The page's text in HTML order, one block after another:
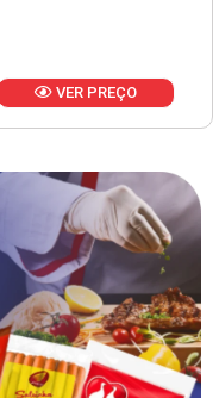
VER PREÇO